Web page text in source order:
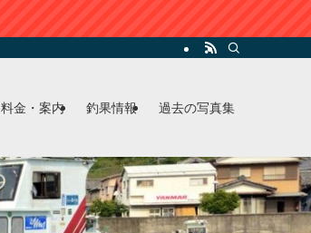
料金・案内 釣果情報 過去の写真集